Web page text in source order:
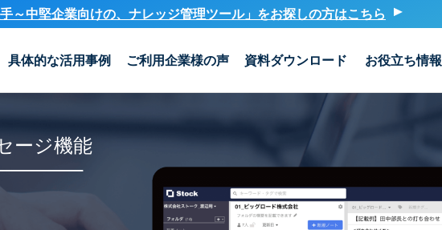
～中堅企業向けの、ナレッジ管理ツール」をお探しの方はこちら
具体的な活用事例 ご利用企業様の声 資料ダウンロード お役立ち情報
ージ機能